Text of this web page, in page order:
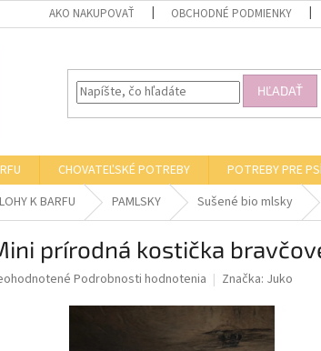
AKO NAKUPOVAŤ OBCHODNÉ PODMIENKY
HĽADAŤ
CHOVATEĽSKÉ POTREBY POTREBY PRE
K BARFU PAMLSKY Sušené bio mlsky
prírodná kostička
Podrobnosti hodnotenia Značka: Juko